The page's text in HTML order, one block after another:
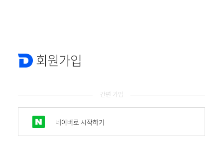
회원가입
간편 가입
네이버로 시작하기